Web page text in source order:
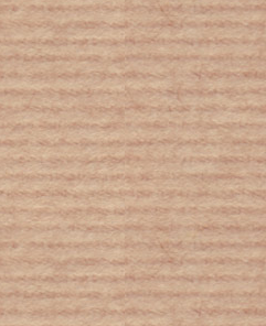
Όταν η θετική
γίνει επικίνδυνη